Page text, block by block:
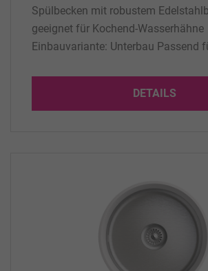
Spülbecken mit robustem
geeignet für Kochend-Wasserhähne
Einbauvariante: Unterbau Passend
Gewicht: 11 Kg Lieferumfang: 1
DETAILS